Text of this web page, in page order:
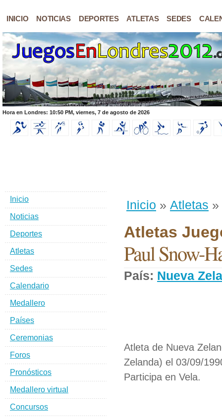
INICIO NOTICIAS DEPORTES ATLETAS SEDES
Hora en Londres: 10:50 PM, viernes, 7 de agosto de 2026
Inicio » Atletas »
Atletas
Paul Snow-
País: Nueva
Atleta de Nueva
Zelanda) el 03/09/
Participa en Vela.
Inicio
Noticias
Deportes
Atletas
Sedes
Calendario
Medallero
Países
Ceremonias
Foros
Pronósticos
Medallero virtual
Concursos